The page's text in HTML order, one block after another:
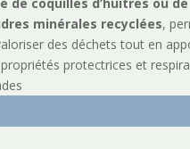
minérales recyclées,
des déchets tout en
protectrices et